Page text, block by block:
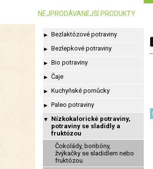
NEJPRODÁVANĚJŠÍ PRODUKTY
► Bezlaktózové potraviny
► Bezlepkové potraviny
► Bio potraviny
► Čaje
► Kuchyňské pomůcky
► Paleo potraviny
▼ Nízkokalorické potraviny,
potraviny se sladidly a
fruktózou
Čokolády, bonbóny,
žvýkačky se sladidlem nebo
fruktózou